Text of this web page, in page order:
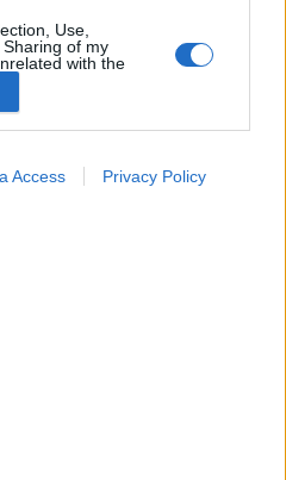
Use,
of my
with the
collected.
Access Privacy Policy
#stroke
#rákbetegség